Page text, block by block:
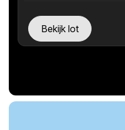
Bekijk lot